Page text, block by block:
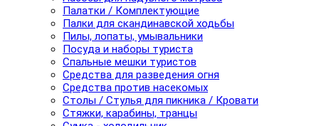
Палатки / Комплектующие
Палки для скандинавской ходьбы
Пилы, лопаты, умывальники
Посуда и наборы туриста
Спальные мешки туристов
Средства для разведения огня
Средства против насекомых
Столы / Стулья для пикника / Кровати
Стяжки, карабины, транцы